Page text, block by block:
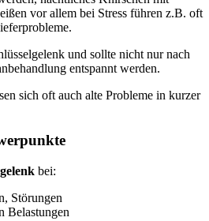
vor allem bei Stress führen z.B. oft
und sollte nicht nur nach
entspannt werden.
sich oft auch alte Probleme in kurzer
bei:
Störungen
Belastungen